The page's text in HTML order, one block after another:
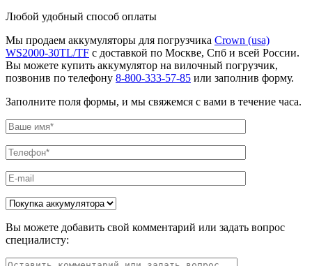
Любой удобный способ оплаты
Мы продаем аккумуляторы для погрузчика Crown (usa)
WS2000-30TL/TF с доставкой по Москве, Спб и всей России.
Вы можете купить аккумулятор на вилочный погрузчик,
позвонив по телефону 8-800-333-57-85 или заполнив форму.
Заполните поля формы, и мы свяжемся с вами в течение часа.
Вы можете добавить свой комментарий или задать вопрос
специалисту: